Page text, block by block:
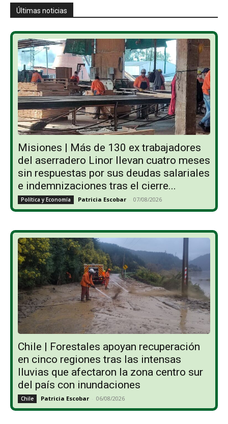
Últimas noticias
Misiones | Más de 130 ex trabajadores
del aserradero Linor llevan cuatro meses
sin respuestas por sus deudas salariales
e indemnizaciones tras el cierre...
Política y Economía Patricia Escobar - 07/08/2026
Chile | Forestales apoyan recuperación
en cinco regiones tras las intensas
lluvias que afectaron la zona centro sur
del país con inundaciones
Chile Patricia Escobar - 06/08/2026